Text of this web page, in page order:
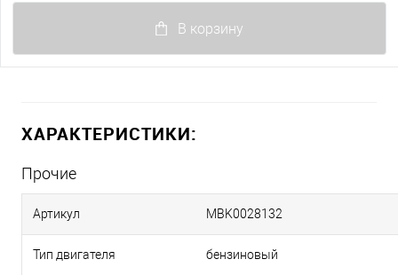
В корзину
ХАРАКТЕРИСТИКИ:
Прочие
Артикул MBK0028132
Тип двигателя бензиновый